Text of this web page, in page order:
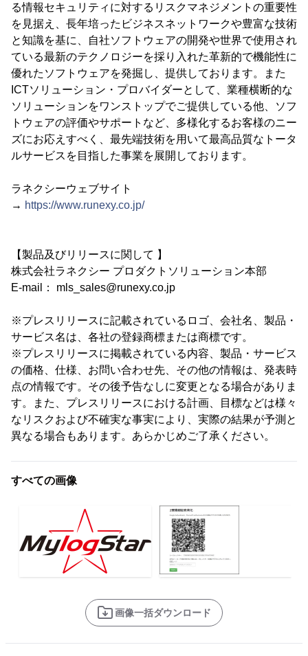
る情報セキュリティに対するリスクマネジメントの重要性
を見据え、長年培ったビジネスネットワークや豊富な技術
と知識を基に、自社ソフトウェアの開発や世界で使用され
ている最新のテクノロジーを採り入れた革新的で機能性に
優れたソフトウェアを発掘し、提供しております。また
ICTソリューション・プロバイダーとして、業種横断的な
ソリューションをワンストップでご提供している他、ソフ
トウェアの評価やサポートなど、多様化するお客様のニー
ズにお応えすべく、最先端技術を用いて最高品質なトータ
ルサービスを目指した事業を展開しております。
ラネクシーウェブサイト
→ https://www.runexy.co.jp/
【製品及びリリースに関して 】
株式会社ラネクシー プロダクトソリューション本部
E-mail： mls_sales@runexy.co.jp
※プレスリリースに記載されているロゴ、会社名、製品・
サービス名は、各社の登録商標または商標です。
※プレスリリースに掲載されている内容、製品・サービス
の価格、仕様、お問い合わせ先、その他の情報は、発表時
点の情報です。その後予告なしに変更となる場合がありま
す。また、プレスリリースにおける計画、目標などは様々
なリスクおよび不確実な事実により、実際の結果が予測と
異なる場合もあります。あらかじめご了承ください。
すべての画像
画像一括ダウンロード